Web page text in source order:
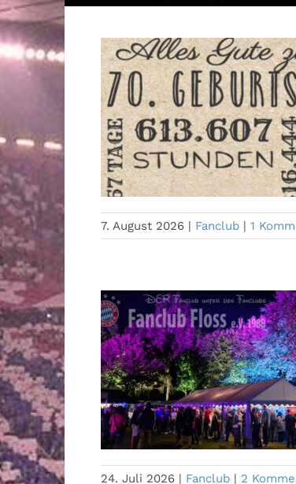
7. August 2026 | Fanclub | 1
24. Juli 2026 | Fanclub | 2